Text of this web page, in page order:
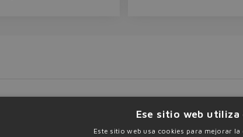
Ese sitio web utiliza
Este sitio web usa cookies para mejorar